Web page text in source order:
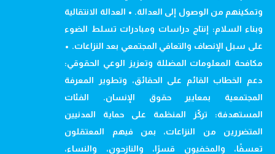
وتمكينهم من الوصول إلى العدالة. • العدالة الانتقالية
وبناء السلام: إنتاج دراسات ومبادرات تسلط الضوء
على سبل الإنصاف والتعافي المجتمعي بعد النزاعات. •
مكافحة المعلومات المضللة وتعزيز الوعي الحقوقي:
دعم الخطاب القائم على الحقائق، وتطوير المعرفة
المجتمعية بمعايير حقوق الإنسان. الفئات
المستهدفة: تركّز المنظمة على حماية المدنيين
المتضررين من النزاعات، بمن فيهم المعتقلون
تعسفًا، والمخفيون قسرًا، والنازحون، والنساء،